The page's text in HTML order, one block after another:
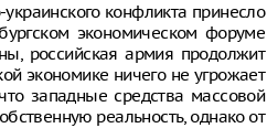
конфликта принесло
экономическом форуме
российская армия продолжит
экономике ничего не угрожает
западные средства массовой
реальность, однако от